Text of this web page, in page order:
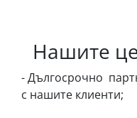
Нашите
- Дългосрочно
с нашите клиенти;